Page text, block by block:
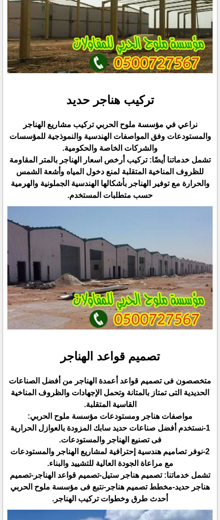
تركيب هناجر حديد
نراعي في مؤسسة ملوح الحربي تركيب مشاريع الهناجر
والمستودعات وفق المواصفات الهندسية والنموذجية للمؤسسات
‏والشركات الخاصة والحكومية.‏
تشمل خدماتنا أيضًا: تركيب أرخص اسعار الهناجر بالمتر المقاومة
للظروف المناخية المتقلبة لمنع دخول المياه وأشعة ‏الشمس
والحرارة مع توفير الهناجر بأشكالها الهندسية الجملونية والهرمية
حسب متطلبات المستخدم.‏
تصميم قواعد الهناجر
متخصصون فى تصميم قواعد أعمدة الهناجر من أفضل الصناعات
الحديدية التى تمتاز بالمتانة وتحمل الإجهادات ‏والظروف المناخية
القاسية المتقلبة.‏
مواصفات هناجر ومستودعات مؤسسة ملوح الحربي:‏
‏1-نستخدم أفضل صناعات حديد سابك المزودة بالعوازل الحرارية
فى تصنيع الهناجر والمستودعات.‏
‏2-نوفر تصاميم هندسية إحترافية لمشاريع الهناجر والمستودعات
مع مراعاة الجودة العالية للتشييد والبناء.‏
تشمل خدماتنا: تصميم هناجر ستيل-تصميم قواعد الهناجر-تصميم
هناجر حديد-مخطط تصميم هناجر-نتبع فى مؤسسة ملوح ‏الحربي
أحدث طرق وخطوات تركيب الهناجر.‏